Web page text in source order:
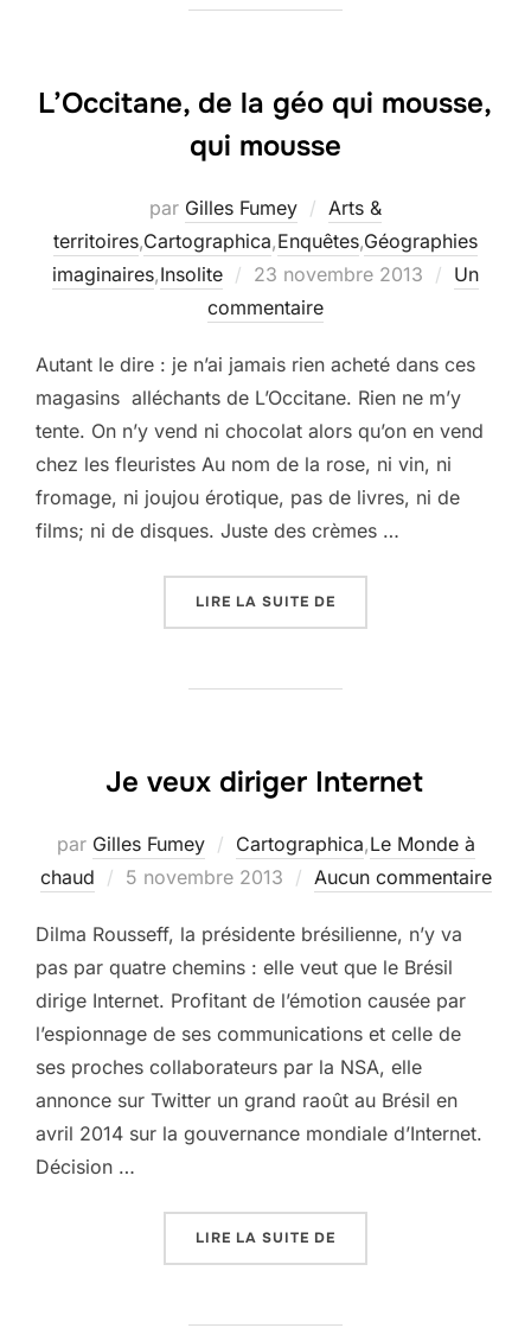
L’Occitane, de la géo qui mousse,
qui mousse
par Gilles Fumey
Arts &
territoires,Cartographica,Enquêtes,Géographies
imaginaires,Insolite
Publié
le
23 novembre 2013
Un
commentaire
Autant le dire : je n’ai jamais rien acheté dans ces
magasins alléchants de L’Occitane. Rien ne m’y
tente. On n’y vend ni chocolat alors qu’on en vend
chez les fleuristes Au nom de la rose, ni vin, ni
fromage, ni joujou érotique, pas de livres, ni de
films; ni de disques. Juste des crèmes …
LIRE LA SUITE DE
Je veux diriger Internet
par Gilles Fumey Cartographica,Le Monde à
chaud
Publié
5 novembre 2013 Aucun commentaire
Dilma Rousseff, la présidente brésilienne, n’y va
pas par quatre chemins : elle veut que le Brésil
dirige Internet. Profitant de l’émotion causée par
l’espionnage de ses communications et celle de
ses proches collaborateurs par la NSA, elle
annonce sur Twitter un grand raoût au Brésil en
avril 2014 sur la gouvernance mondiale d’Internet.
Décision …
LIRE LA SUITE DE